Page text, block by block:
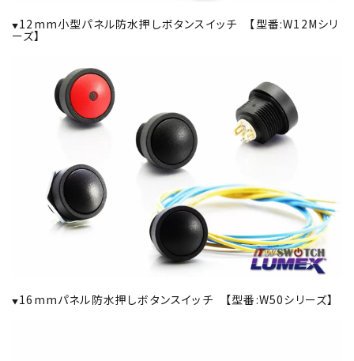
▼12mm小型パネル防水押しボタンスイッチ 【型番:W12Mシリ
ーズ】
▼16mmパネル防水押しボタンスイッチ 【型番:W50シリーズ】